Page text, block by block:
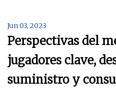
Jun 03, 2023
Perspectivas del
jugadores clave,
suministro y